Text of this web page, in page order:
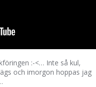
:-<… Inte så kul,
och imorgon hoppas jag